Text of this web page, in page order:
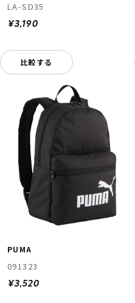
LA-SD35
¥3,190
比較する
PUMA
091323
¥3,520